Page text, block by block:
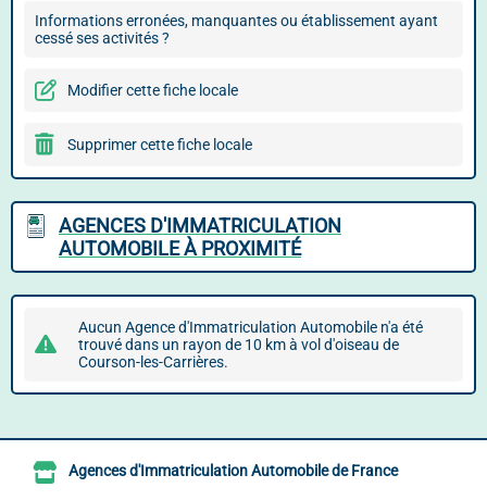
Informations erronées, manquantes ou établissement ayant
cessé ses activités ?
Modifier cette fiche locale
Supprimer cette fiche locale
AGENCES D'IMMATRICULATION
AUTOMOBILE À PROXIMITÉ
Aucun Agence d'Immatriculation Automobile n'a été
trouvé dans un rayon de 10 km à vol d'oiseau de
Courson-les-Carrières.
Agences d'Immatriculation Automobile de France